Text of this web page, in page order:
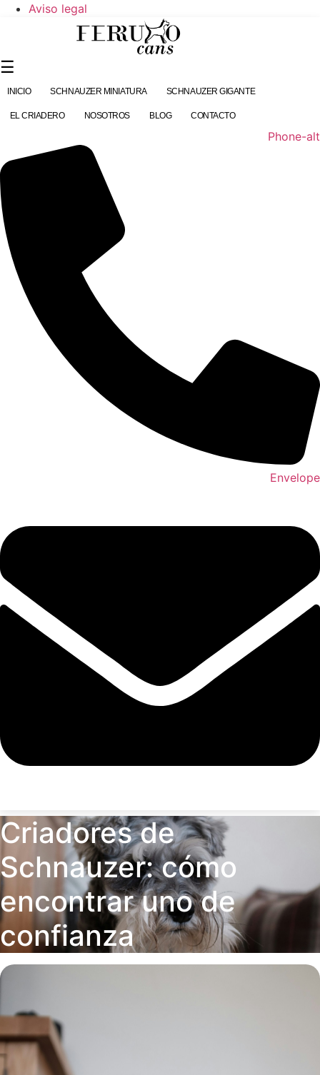
Aviso legal
contenido
☰
INICIO SCHNAUZER MINIATURA SCHNAUZER GIGANTE
EL CRIADERO NOSOTROS BLOG CONTACTO
Phone-alt
Envelope
Criadores de
Schnauzer: cómo
encontrar uno de
confianza